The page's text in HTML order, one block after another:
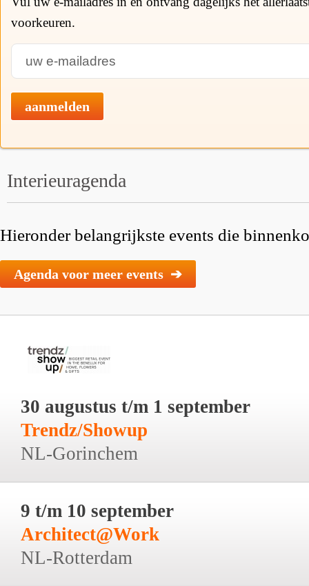
voorkeuren.
aanmelden
Interieuragenda
Hieronder belangrijkste events die
Agenda voor meer events ➔
30 augustus t/m 1 september
Trendz/Showup
NL-Gorinchem
9 t/m 10 september
Architect@Work
NL-Rotterdam